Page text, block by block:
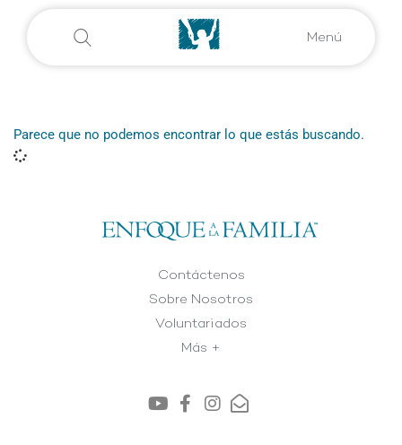
Menú
Parece que no podemos encontrar lo que estás buscando.
Contáctenos
Sobre Nosotros
Voluntariados
Más +